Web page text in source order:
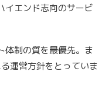
イエンド志向のサービ
体制の質を最優先。ま
運営方針をとっていま